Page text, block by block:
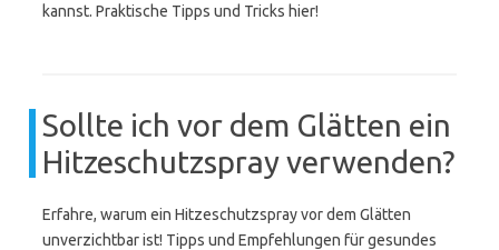
kannst. Praktische Tipps und Tricks hier!
Sollte ich vor dem Glätten ein
Hitzeschutzspray verwenden?
Erfahre, warum ein Hitzeschutzspray vor dem Glätten
unverzichtbar ist! Tipps und Empfehlungen für gesundes